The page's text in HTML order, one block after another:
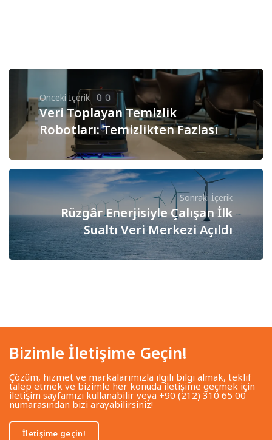
Önceki İçerik
Veri Toplayan Temizlik
Robotları: Temizlikten Fazlası
Sonraki İçerik
Rüzgâr Enerjisiyle Çalışan İlk
Sualtı Veri Merkezi Açıldı
Bizimle İletişime Geçin!
Çözüm, hizmet ve markalarımızla ilgili bilgi almak, teklif
talep etmek ve bizimle her konuda iletişime geçmek için
iletişim sayfamızı kullanabilir veya +90 (212) 310 65 00
numarasından bizi arayabilirsiniz!
İletişime geçin!